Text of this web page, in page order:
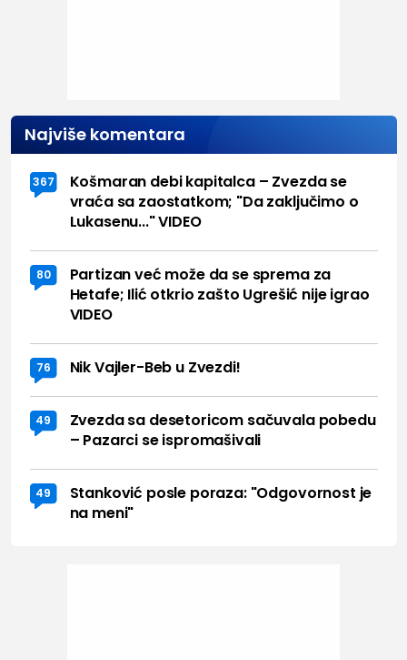
Najviše komentara
367
Košmaran debi kapitalca – Zvezda se
vraća sa zaostatkom; "Da zaključimo o
Lukasenu..." VIDEO
80
Partizan već može da se sprema za
Hetafe; Ilić otkrio zašto Ugrešić nije igrao
VIDEO
76 Nik Vajler-Beb u Zvezdi!
49
Zvezda sa desetoricom sačuvala pobedu
– Pazarci se ispromašivali
49
Stanković posle poraza: "Odgovornost je
na meni"